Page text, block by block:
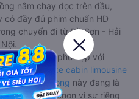
nằm chạy dọc trên đầu,
có đầy đủ phim chuẩn HD
chuyến đi từ Đồ Sơn - Hải
kế nhỏ hơn phù hợp với
nhắn. Dòng
xe cabin limousine
Sơn - Hải Phòng này đang là
thường chọn vì sự riêng